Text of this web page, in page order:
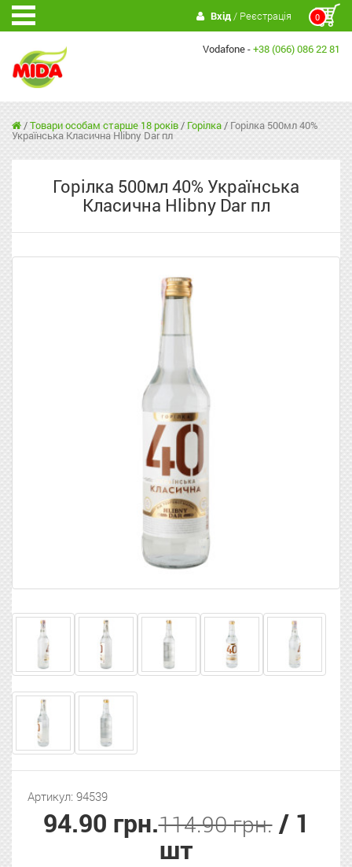
0
Вхід/ Реєстрація
Vodafone -+38 (066) 086 22 81
/Товари особам старше 18 років/ Горілка/ Горілка 500мл 40%
Українська Класична Hlibny Dar пл
Горілка 500мл 40% Українська
Класична Hlibny Dar пл
Артикул: 94539
94.90 грн.114.90 грн./ 1
шт